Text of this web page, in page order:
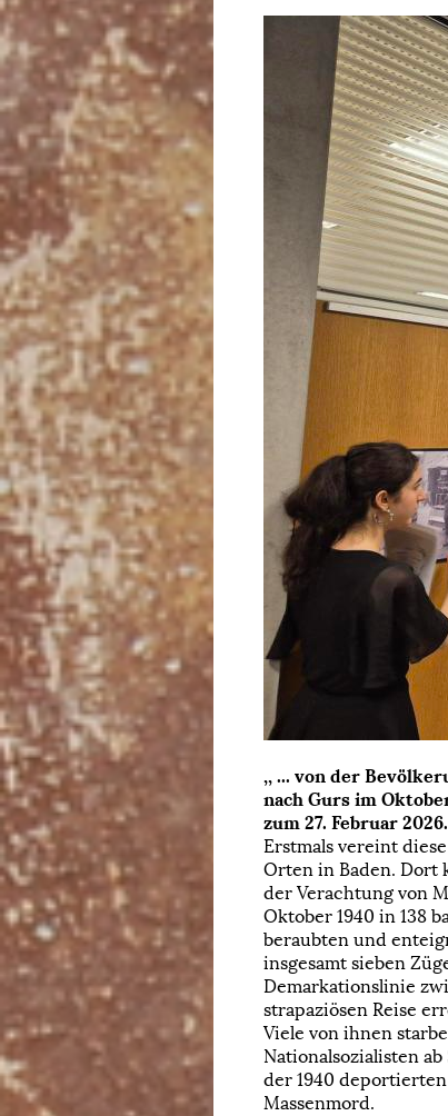
,, ... von der
nach Gurs im
zum 27. Februar 2026.
Erstmals vereint
Orten in Baden. Dort
der Verachtung von
Oktober 1940 in 138
beraubten und
insgesamt sieben
Demarkationslinie
strapaziösen Reise
Viele von ihnen
Nationalsozialisten
der 1940
Massenmord.